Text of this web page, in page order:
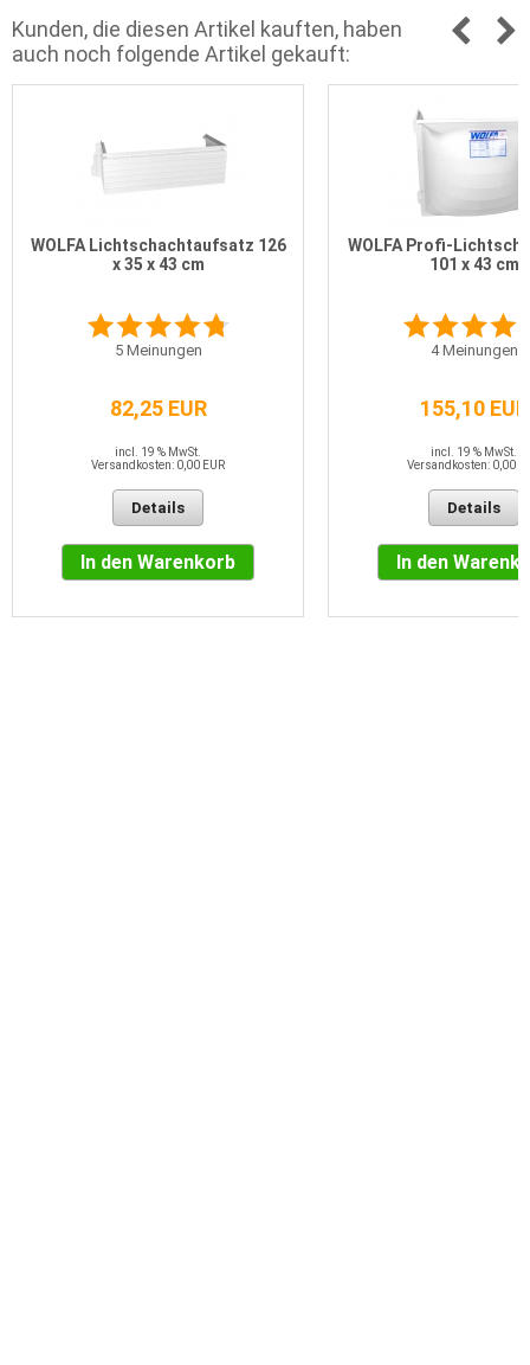
Kunden, die diesen Artikel kauften, haben
auch noch folgende Artikel gekauft:
WOLFA Lichtschachtaufsatz 126
x 35 x 43 cm
5Meinungen
82,25 EUR
incl. 19 % MwSt.
Versandkosten: 0,00 EUR
Details
In den Warenkorb
WOLFA Profi-
101 x 43 cm
4Meinungen
155,10 EUR
incl. 19 % MwSt.
Versandkosten: 0,00
Details
In den